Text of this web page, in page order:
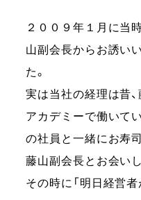
２００９年１月に当
山副会長からお誘い
た。
実は当社の経理は昔
アカデミーで働いて
の社員と一緒にお寿
藤山副会長とお会いし
その時に「明日経営